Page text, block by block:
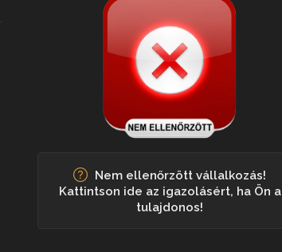
Nem ellenőrzött vállalkozás!
Kattintson ide az igazolásért, ha Ön a
tulajdonos!